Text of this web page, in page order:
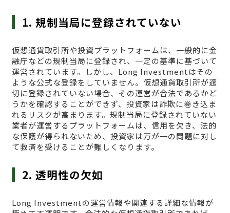
1. 規制当局に登録されていない
仮想通貨取引所や投資プラットフォームは、一般的に金
融庁などの規制当局に登録され、一定の基準に基づいて
運営されています。しかし、Long Investmentはその
ような公式な登録をしていません。仮想通貨取引所が適
切に登録されていない場合、その運営が合法であるかど
うかを確認することができず、投資家は詐欺に巻き込ま
れるリスクが高まります。規制当局に登録されていない
業者が運営するプラットフォームは、信用を欠き、法的
な保護が得られないため、投資家は万が一の問題に対し
て救済を受けることが難しくなります。
2. 透明性の欠如
Long Investmentの運営情報や関連する詳細な情報が